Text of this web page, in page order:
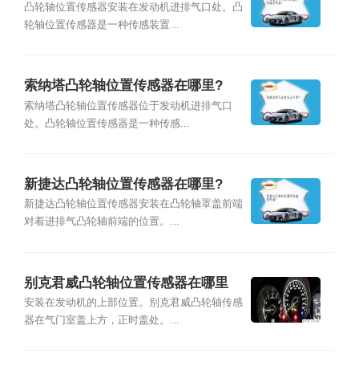
凸轮轴位置传感器安装在发动机进排气口处。凸
轮轴位置传感器是一种传感装置...
索纳塔凸轮轴位置传感器在哪里?
索纳塔凸轮轴位置传感器位于发动机进排气口
处。凸轮轴位置传感器是一种传感...
新捷达凸轮轴位置传感器在哪里?
新捷达凸轮轴位置传感器安装在凸轮轴罩盖前端
对着进排气凸轮轴前端的位置。...
别克君威凸轮轴位置传感器在哪里
安装在发动机的上部位置。别克君威凸轮轴传感
器在气门室盖上方，正时盖处。...